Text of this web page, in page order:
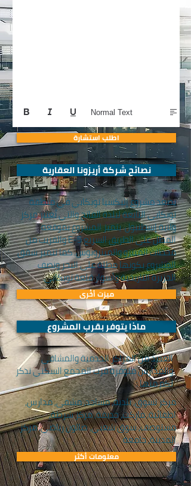
Normal Text
يصعد مشروع إليكسيا توبكابي في منطقة
توبكابي التابعة لبلدة الفاتح والتي تُعتبر مركز
ولاية إسطنبول. يتميز المشروع بموقعه
المطل على الطريق السريع E-5 والقريب من
محطات الميترو والميتروبوس. كما تتميز شقق
المشروع بكونها مطلة على البحر ونصف
الجزيرة التاريخية وأسوار قلعة توبكابي.
نصائح شركة أريزونا العقارية
ماذا يتوفر بقرب المشروع
مركز تسوق, بلدية, مساجد, مشفى, مدارس,
اطفائية, ماركت, حديقة, مركز شرطة,
مستوصف, سوق شعبي, صالون رياضي, مركز
المدينة, جامعة
معلومات أكثر
اطلب استشارة
ميزت أخُرى
العديد من المراكز الخدمية والمشافي
والمدارس متوفرة قرب المجمع السكني نذكر
لكم منها :